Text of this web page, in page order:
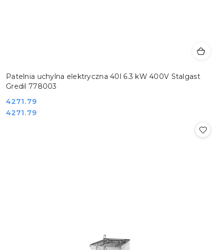
Patelnia uchylna elektryczna 40l 6.3 kW 400V Stalgast
Gredil 778003
Cena:
4271.79
Cena:
4271.79